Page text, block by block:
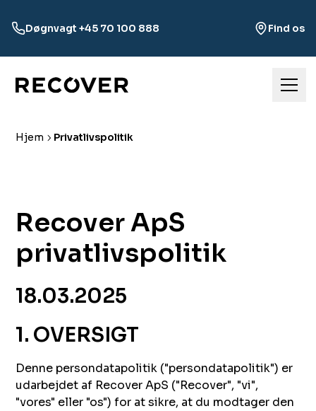
Døgnvagt +45 70 100 888 Find os
Hjem Privatlivspolitik
Recover ApS
privatlivspolitik
18.03.2025
1. OVERSIGT
Denne persondatapolitik ("persondatapolitik") er
udarbejdet af Recover ApS ("Recover", "vi",
"vores" eller "os") for at sikre, at du modtager den